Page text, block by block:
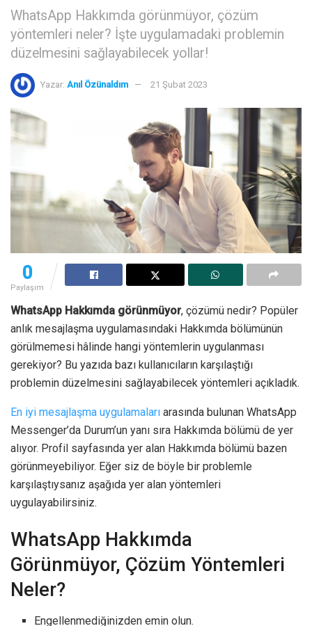
WhatsApp Hakkımda görünmüyor, çözüm
yöntemleri neler? İşte uygulamadaki problemin
düzelmesini sağlayabilecek yollar!
Yazar: Anıl Özünaldım 21 Şubat 2023
0
Paylaşım
WhatsApp Hakkımda görünmüyor, çözümü nedir? Popüler
anlık mesajlaşma uygulamasındaki Hakkımda bölümünün
görülmemesi hâlinde hangi yöntemlerin uygulanması
gerekiyor? Bu yazıda bazı kullanıcıların karşılaştığı
problemin düzelmesini sağlayabilecek yöntemleri açıkladık.
En iyi mesajlaşma uygulamaları arasında bulunan WhatsApp
Messenger’da Durum’un yanı sıra Hakkımda bölümü de yer
alıyor. Profil sayfasında yer alan Hakkımda bölümü bazen
görünmeyebiliyor. Eğer siz de böyle bir problemle
karşılaştıysanız aşağıda yer alan yöntemleri
uygulayabilirsiniz.
WhatsApp Hakkımda
Görünmüyor, Çözüm Yöntemleri
Neler?
Engellenmediğinizden emin olun.